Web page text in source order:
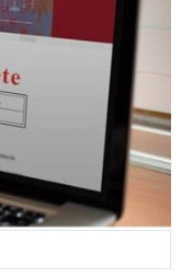
lira seyahat harcaması
duyurdu: Vahşetin
tespit edildi